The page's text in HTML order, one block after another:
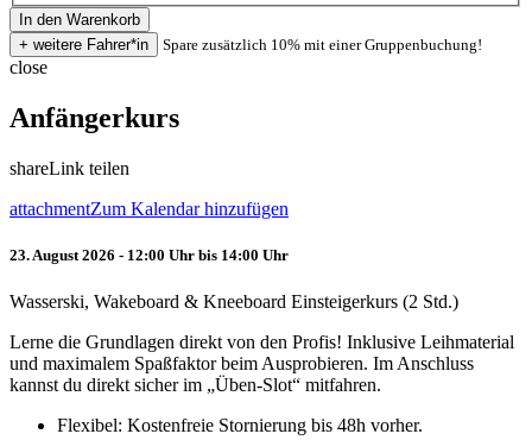
Spare zusätzlich 10% mit einer Gruppenbuchung!
close
Anfängerkurs
shareLink teilen
attachmentZum Kalendar hinzufügen
23. August 2026 - 12:00 Uhr bis 14:00 Uhr
Wasserski, Wakeboard & Kneeboard Einsteigerkurs (2 Std.)
Lerne die Grundlagen direkt von den Profis! Inklusive Leihmaterial
und maximalem Spaßfaktor beim Ausprobieren. Im Anschluss
kannst du direkt sicher im „Üben-Slot“ mitfahren.
Flexibel: Kostenfreie Stornierung bis 48h vorher.